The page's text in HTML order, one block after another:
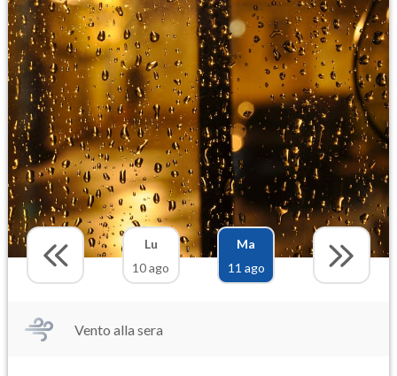
Lu
10 ago
Ma
11 ago
Vento alla sera